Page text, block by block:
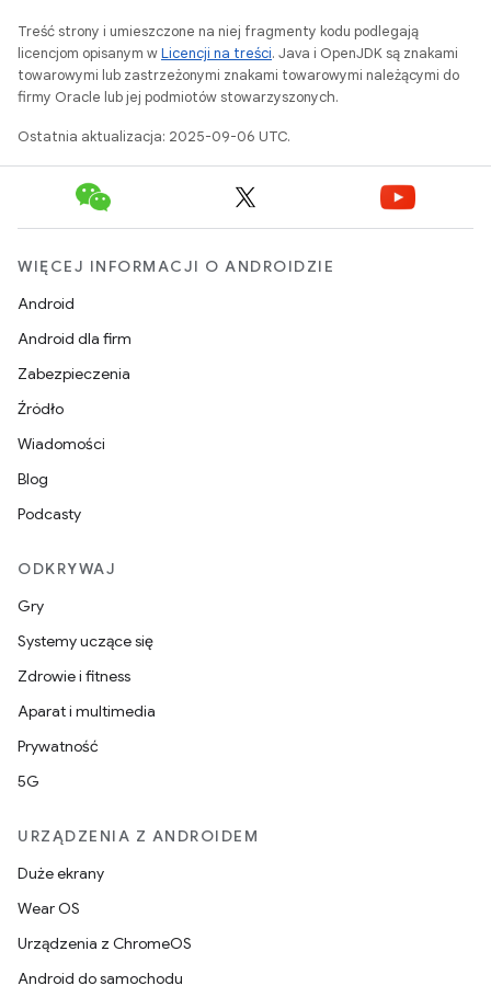
Treść strony i umieszczone na niej fragmenty kodu podlegają
licencjom opisanym wLicencji na treści. Java i OpenJDK są znakami
towarowymi lub zastrzeżonymi znakami towarowymi należącymi do
firmy Oracle lub jej podmiotów stowarzyszonych.
Ostatnia aktualizacja: 2025-09-06 UTC.
WIĘCEJ INFORMACJI O ANDROIDZIE
Android
Android dla firm
Zabezpieczenia
Źródło
Wiadomości
Blog
Podcasty
ODKRYWAJ
Gry
Systemy uczące się
Zdrowie i fitness
Aparat i multimedia
Prywatność
5G
URZĄDZENIA Z ANDROIDEM
Duże ekrany
Wear OS
Urządzenia z ChromeOS
Android do samochodu